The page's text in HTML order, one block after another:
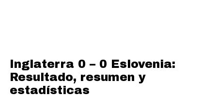
Inglaterra 0 – 0 Eslovenia:
Resultado, resumen y
estadísticas